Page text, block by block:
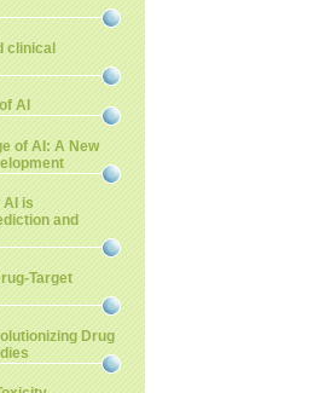
clinical
AI
of AI: A New
AI is
and
Target
Drug